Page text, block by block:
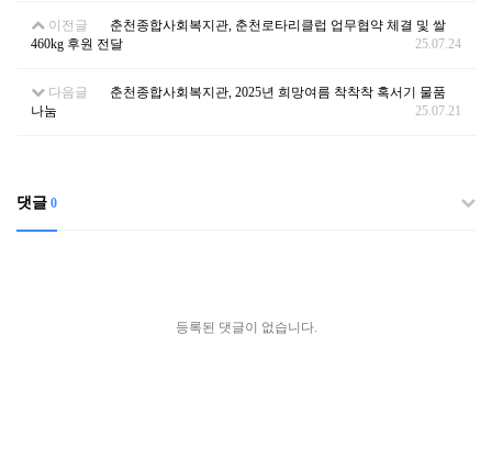
이전글
춘천종합사회복지관, 춘천로타리클럽 업무협약 체결 및 쌀
460kg 후원 전달
25.07.24
다음글
춘천종합사회복지관, 2025년 희망여름 착착착 혹서기 물품
나눔
25.07.21
댓글 0
등록된 댓글이 없습니다.